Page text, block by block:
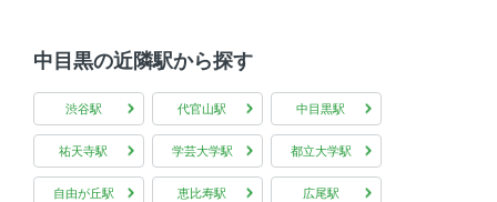
中目黒の近隣駅から探す
渋谷駅 代官山駅 中目黒駅
祐天寺駅 学芸大学駅 都立大学駅
自由が丘駅 恵比寿駅 広尾駅